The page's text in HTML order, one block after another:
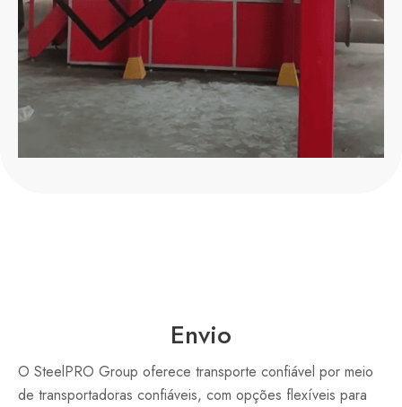
Envio
O SteelPRO Group oferece transporte confiável por meio
de transportadoras confiáveis, com opções flexíveis para